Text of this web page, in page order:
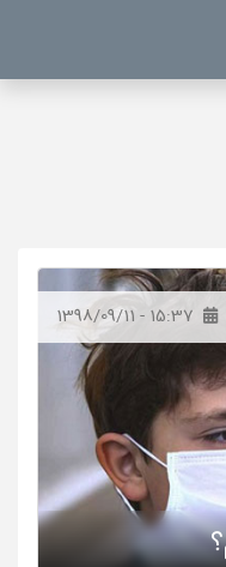
1398/09/11 - 15:37